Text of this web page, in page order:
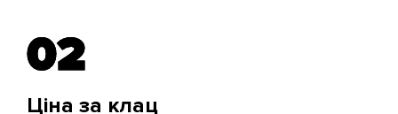
02
02
Ціна за клац